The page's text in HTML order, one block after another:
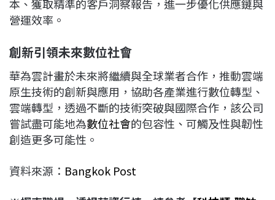
本、獲取精準的客戶洞察報告，進一步優化供應鏈與
營運效率。
創新引領未來數位社會
華為雲計畫於未來將繼續與全球業者合作，推動雲端
原生技術的創新與應用，協助各產業進行數位轉型、
雲端轉型，透過不斷的技術突破與國際合作，該公司
嘗試盡可能地為數位社會的包容性、可觸及性與韌性
創造更多可能性。
資料來源： Bangkok Post